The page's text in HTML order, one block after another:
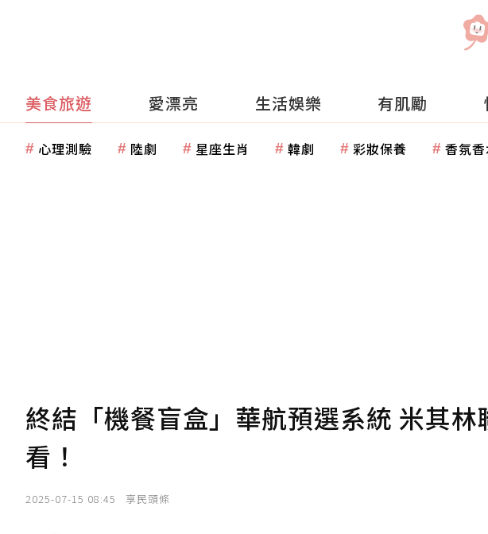
美食旅遊 愛漂亮 生活娛樂 有肌勵
心理測驗 陸劇 星座生肖 韓劇 彩妝保養 香氛
終結「機餐盲盒」華航預選系統 米其
看！
2025-07-15 08:45 享民頭條